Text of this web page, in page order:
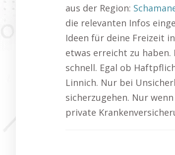
aus der Region:
die relevanten Infos
Ideen für deine Freizeit
etwas erreicht zu
schnell. Egal ob
Linnich. Nur bei
sicherzugehen. Nur
private